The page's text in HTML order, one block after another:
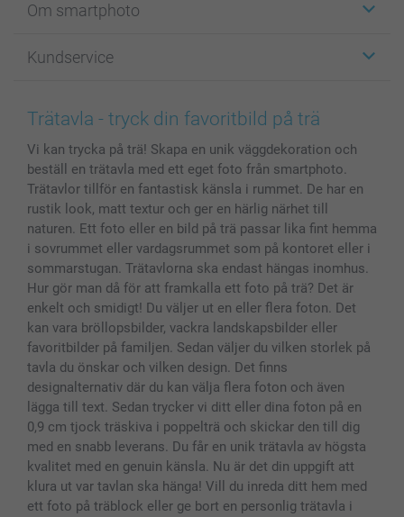
Fotokort
Fotoböcker
Bilder, Fotoförstoring & Fotohäften
Skal till Mobil & Surfplatta
MyNameBook
Fotoalmanackor & Fotoagenda
Fotoramar & Tillbehör
Presentkort
Alla fotoprodukter
Om smartphoto
För affiliates
Cookie Policy
Villkor och garantier
Investor Relations
Kundservice
smartgaranti
Priser & betalning
Status på beställningar
Trätavla - tryck din favoritbild på trä
Vi kan trycka på trä! Skapa en unik väggdekoration och
beställ en trätavla med ett eget foto från smartphoto.
Trätavlor tillför en fantastisk känsla i rummet. De har en
rustik look, matt textur och ger en härlig närhet till
naturen. Ett foto eller en bild på trä passar lika fint hemma
i sovrummet eller vardagsrummet som på kontoret eller i
sommarstugan. Trätavlorna ska endast hängas inomhus.
Hur gör man då för att framkalla ett foto på trä? Det är
enkelt och smidigt! Du väljer ut en eller flera foton. Det
kan vara bröllopsbilder, vackra landskapsbilder eller
favoritbilder på familjen. Sedan väljer du vilken storlek på
tavla du önskar och vilken design. Det finns
designalternativ där du kan välja flera foton och även
lägga till text. Sedan trycker vi ditt eller dina foton på en
0,9 cm tjock träskiva i poppelträ och skickar den till dig
med en snabb leverans. Du får en unik trätavla av högsta
kvalitet med en genuin känsla. Nu är det din uppgift att
klura ut var tavlan ska hänga! Vill du inreda ditt hem med
ett foto på träblock eller ge bort en personlig trätavla i